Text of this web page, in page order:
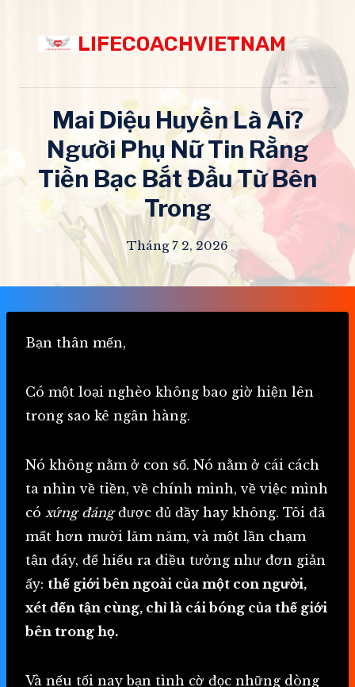
LIFECOACHVIETNAM
Mai Diệu Huyền Là Ai?
Người Phụ Nữ Tin Rằng
Tiền Bạc Bắt Đầu Từ Bên
Trong
Tháng 7 2, 2026
Bạn thân mến,
Có một loại nghèo không bao giờ hiện lên
trong sao kê ngân hàng.
Nó không nằm ở con số. Nó nằm ở cái cách
ta nhìn về tiền, về chính mình, về việc mình
có xứng đángđược đủ đầy hay không. Tôi đã
mất hơn mười lăm năm, và một lần chạm
tận đáy, để hiểu ra điều tưởng như đơn giản
ấy: thế giới bên ngoài của một con người,
xét đến tận cùng, chỉ là cái bóng của thế giới
bên trong họ.
Và nếu tối nay bạn tình cờ đọc những dòng